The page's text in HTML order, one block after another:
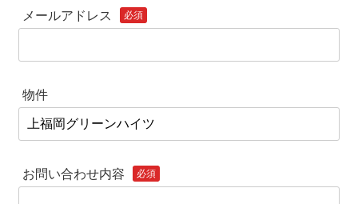
メールアドレス 必須
物件
お問い合わせ内容 必須